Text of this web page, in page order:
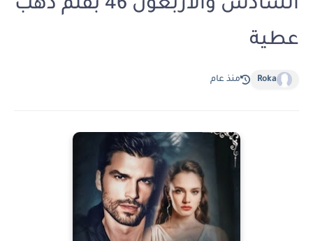
السادس والاربعون 46 بقلم دهب
عطية
Roka منذ عام